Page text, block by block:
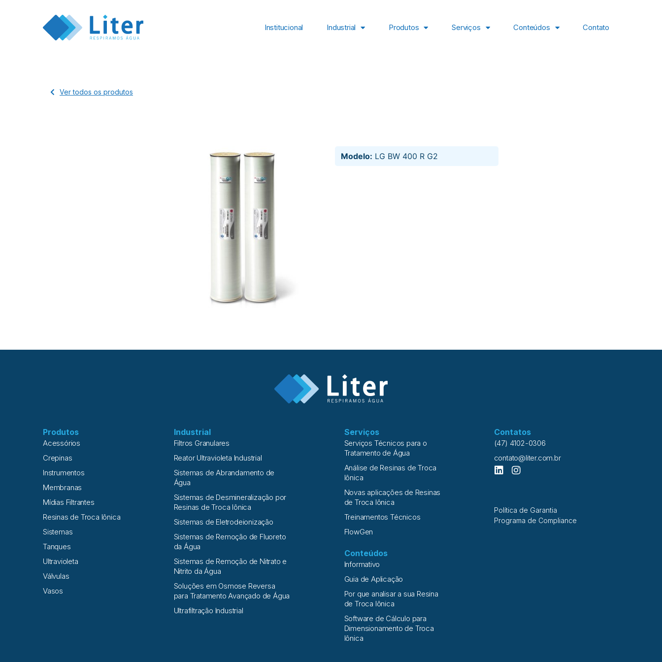
Institucional Industrial Produtos Serviços Conteúdos Contato
Ver todos os produtos
Modelo: LG BW 400 R G2
Produtos
Acessórios
Crepinas
Instrumentos
Membranas
Mídias Filtrantes
Resinas de Troca Iônica
Sistemas
Tanques
Ultravioleta
Válvulas
Vasos
Industrial
Filtros Granulares
Reator Ultravioleta Industrial
Sistemas de Abrandamento de
Água
Sistemas de Desmineralização por
Resinas de Troca Iônica
Sistemas de Eletrodeionização
Sistemas de Remoção de Fluoreto
da Água
Sistemas de Remoção de Nitrato e
Nitrito da Água
Soluções em Osmose Reversa
para Tratamento Avançado de Água
Ultrafiltração Industrial
Serviços
Serviços Técnicos para o
Tratamento de Água
Análise de Resinas de Troca
Iônica
Novas aplicações de Resinas
de Troca Iônica
Treinamentos Técnicos
FlowGen
Conteúdos
Informativo
Guia de Aplicação
Por que analisar a sua Resina
de Troca Iônica
Software de Cálculo para
Dimensionamento de Troca
Iônica
Contatos
(47) 4102-0306
contato@liter.com.br
Política de Garantia
Programa de Compliance